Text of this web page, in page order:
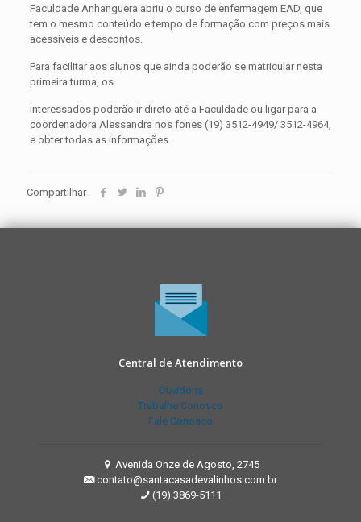
Faculdade Anhanguera abriu o curso de enfermagem EAD, que
tem o mesmo conteúdo e tempo de formação com preços mais
acessíveis e descontos.
Para facilitar aos alunos que ainda poderão se matricular nesta
primeira turma, os
interessados poderão ir direto até a Faculdade ou ligar para a
coordenadora Alessandra nos fones (19) 3512-4949/ 3512-4964,
e obter todas as informações.
Compartilhar
Central de Atendimento
Ouvidoria
Trabalhe Conosco
Fale Conosco
Avenida Onze de Agosto, 2745
contato@santacasadevalinhos.com.br
(19) 3869-5111